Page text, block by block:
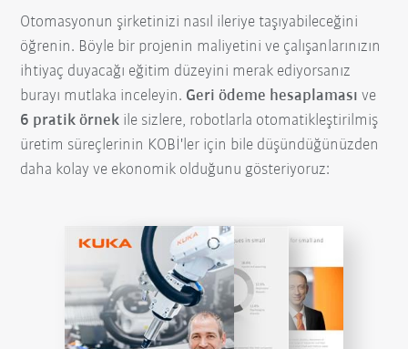
Otomasyonun şirketinizi nasıl ileriye taşıyabileceğini
öğrenin. Böyle bir projenin maliyetini ve çalışanlarınızın
ihtiyaç duyacağı eğitim düzeyini merak ediyorsanız
burayı mutlaka inceleyin. Geri ödeme hesaplaması ve
6 pratik örnek ile sizlere, robotlarla otomatikleştirilmiş
üretim süreçlerinin KOBİ'ler için bile düşündüğünüzden
daha kolay ve ekonomik olduğunu gösteriyoruz: